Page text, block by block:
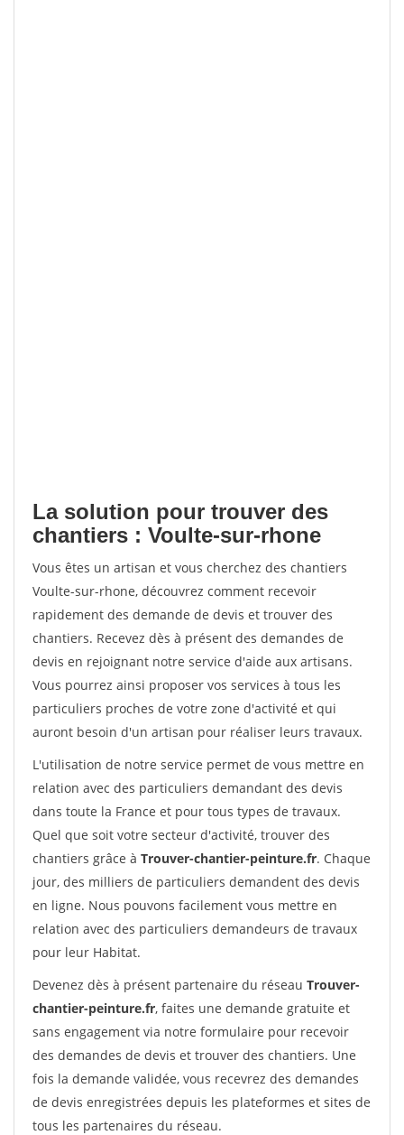
La solution pour trouver des
chantiers : Voulte-sur-rhone
Vous êtes un artisan et vous cherchez des chantiers
Voulte-sur-rhone, découvrez comment recevoir
rapidement des demande de devis et trouver des
chantiers. Recevez dès à présent des demandes de
devis en rejoignant notre service d'aide aux artisans.
Vous pourrez ainsi proposer vos services à tous les
particuliers proches de votre zone d'activité et qui
auront besoin d'un artisan pour réaliser leurs travaux.
L'utilisation de notre service permet de vous mettre en
relation avec des particuliers demandant des devis
dans toute la France et pour tous types de travaux.
Quel que soit votre secteur d'activité, trouver des
chantiers grâce à Trouver-chantier-peinture.fr. Chaque
jour, des milliers de particuliers demandent des devis
en ligne. Nous pouvons facilement vous mettre en
relation avec des particuliers demandeurs de travaux
pour leur Habitat.
Devenez dès à présent partenaire du réseau Trouver-
chantier-peinture.fr, faites une demande gratuite et
sans engagement via notre formulaire pour recevoir
des demandes de devis et trouver des chantiers. Une
fois la demande validée, vous recevrez des demandes
de devis enregistrées depuis les plateformes et sites de
tous les partenaires du réseau.